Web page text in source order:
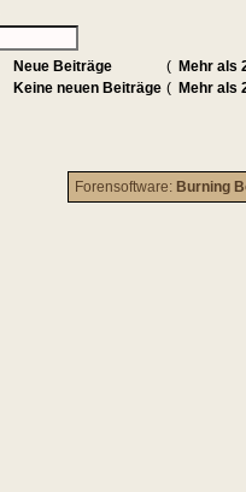
Neue Beiträge ( Mehr als
Keine neuen Beiträge ( Mehr als
Forensoftware: Burning